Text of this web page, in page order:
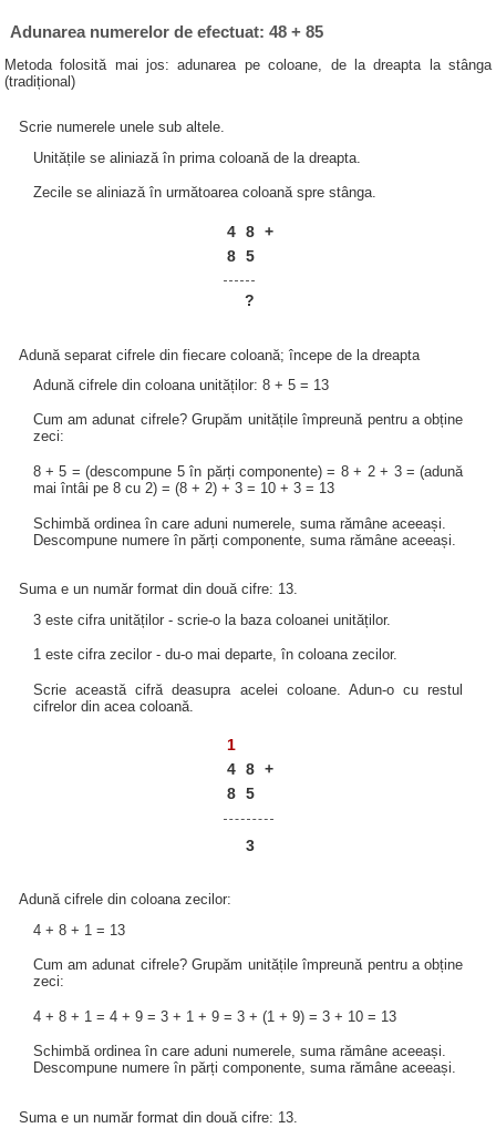
Adunarea numerelor de efectuat: 48 + 85
Metoda folosită mai jos: adunarea pe coloane, de la dreapta la stânga
(tradițional)
Scrie numerele unele sub altele.
Unitățile se aliniază în prima coloană de la dreapta.
Zecile se aliniază în următoarea coloană spre stânga.
4 8 +
8 5
?
Adună separat cifrele din fiecare coloană; începe de la dreapta
Adună cifrele din coloana unităților: 8 + 5 = 13
Cum am adunat cifrele? Grupăm unitățile împreună pentru a obține
zeci:
8 + 5 = (descompune 5 în părți componente) = 8 + 2 + 3 = (adună
mai întâi pe 8 cu 2) = (8 + 2) + 3 = 10 + 3 = 13
Schimbă ordinea în care aduni numerele, suma rămâne aceeași.
Descompune numere în părți componente, suma rămâne aceeași.
Suma e un număr format din două cifre: 13.
3 este cifra unităților - scrie-o la baza coloanei unităților.
1 este cifra zecilor - du-o mai departe, în coloana zecilor.
Scrie această cifră deasupra acelei coloane. Adun-o cu restul
cifrelor din acea coloană.
1
4 8 +
8 5
3
Adună cifrele din coloana zecilor:
4 + 8 + 1 = 13
Cum am adunat cifrele? Grupăm unitățile împreună pentru a obține
zeci:
4 + 8 + 1 = 4 + 9 = 3 + 1 + 9 = 3 + (1 + 9) = 3 + 10 = 13
Schimbă ordinea în care aduni numerele, suma rămâne aceeași.
Descompune numere în părți componente, suma rămâne aceeași.
Suma e un număr format din două cifre: 13.